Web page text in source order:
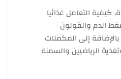
التعامل غذائيا
الدم والقولون
إلى المكملات
الرياضيين والسمنة